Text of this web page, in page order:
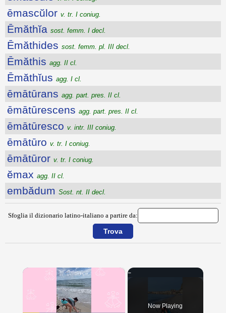
ēmascŭlor v. tr. I coniug.
Ēmăthĭa sost. femm. I decl.
Ēmăthides sost. femm. pl. III decl.
Ēmăthis agg. II cl.
Ēmăthĭus agg. I cl.
ēmātūrans agg. part. pres. II cl.
ēmātūrescens agg. part. pres. II cl.
ēmātūresco v. intr. III coniug.
ēmātūro v. tr. I coniug.
ēmātūror v. tr. I coniug.
ĕmax agg. II cl.
embădum Sost. nt. II decl.
Sfoglia il dizionario latino-italiano a partire da:
×
Now Playing